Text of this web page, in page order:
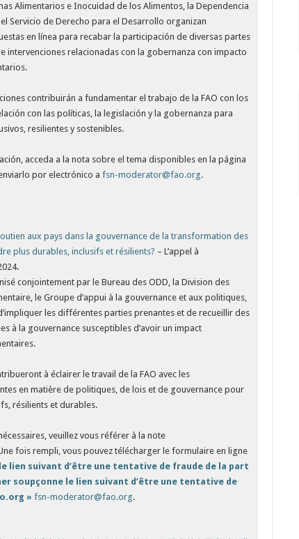
Alimentarios e Inocuidad de los Alimentos, la Dependencia
Servicio de Derecho para el Desarrollo organizan
en línea para recabar la participación de diversas partes
intervenciones relacionadas con la gobernanza con impacto
contribuirán a fundamentar el trabajo de la FAO con los
con las políticas, la legislación y la gobernanza para
resilientes y sostenibles.
acceda a la nota sobre el tema disponibles en la página
por electrónico afsn-moderator@fao.org.
aux pays dans la gouvernance de la transformation des
plus durables, inclusifs et résilients? – L’appel à
conjointement par le Bureau des ODD, la Division des
le Groupe d’appui à la gouvernance et aux politiques,
les différentes parties prenantes et de recueillir des
à la gouvernance susceptibles d’avoir un impact
à éclairer le travail de la FAO avec les
en matière de politiques, de lois et de gouvernance pour
résilients et durables.
veuillez vous référer à la note
fois rempli, vous pouvez télécharger le formulaire en ligne
lien suivant d’être une tentative de fraude de la part
soupçonne le lien suivant d’être une tentative de
» fsn-moderator@fao.org.